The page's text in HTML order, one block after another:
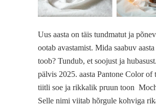
Uus aasta on täis tundmatut ja
ootab avastamist. Mida saabuv
toob? Tundub, et soojust ja
pälvis 2025. aasta Pantone Color of
tiitli soe ja rikkalik pruun toon
Selle nimi viitab hõrgule kohviga